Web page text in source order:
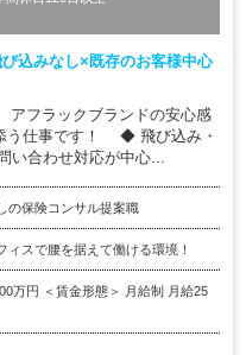
込みなし×既存のお客様中心
ラックブランドの安心感
う仕事です！ ◆ 飛び込み・
合わせ対応が中心...
の保険コンサル提案職
スで腰を据えて働ける環境！
万円 ＜賃金形態＞ 月給制 月給25